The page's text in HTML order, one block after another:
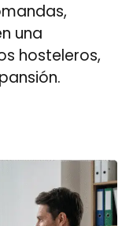
una
hosteleros,